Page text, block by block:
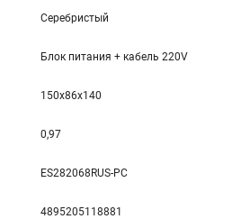
Серебристый
Блок питания + кабель 220V
150x86x140
0,97
ES282068RUS-PC
4895205118881